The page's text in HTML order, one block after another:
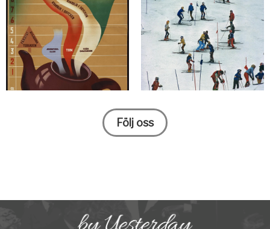
Följ oss